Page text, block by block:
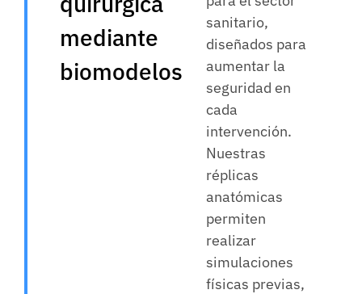
mediante
biomodelos
sanitario,
diseñados para
aumentar la
seguridad en
cada
intervención.
Nuestras
réplicas
anatómicas
permiten
realizar
simulaciones
físicas previas,